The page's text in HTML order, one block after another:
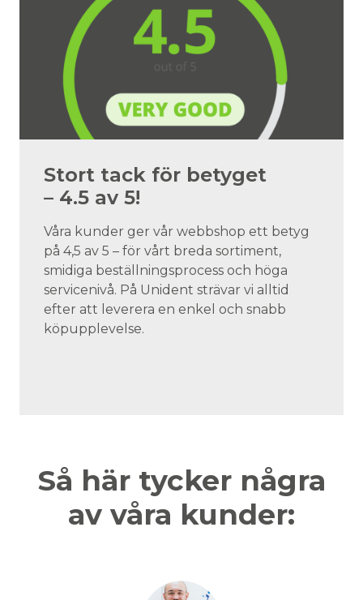
Stort tack för betyget
– 4.5 av 5!
Våra kunder ger vår webbshop ett betyg
på 4,5 av 5 – för vårt breda sortiment,
smidiga beställningsprocess och höga
servicenivå. På Unident strävar vi alltid
efter att leverera en enkel och snabb
köpupplevelse.
Så här tycker några
av våra kunder: